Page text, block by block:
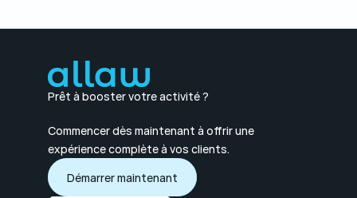
Prêt à booster votre activité ?
Commencer dès maintenant à offrir une
expérience complète à vos clients.
Démarrer maintenant
Démarrer maintenant